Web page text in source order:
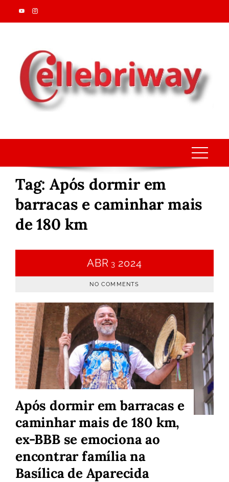
Skip
to
Tag: Após dormir em
barracas e caminhar mais
de 180 km
ABR 3 2024
NO COMMENTS
Após dormir em barracas e
caminhar mais de 180 km,
ex-BBB se emociona ao
encontrar família na
Basílica de Aparecida